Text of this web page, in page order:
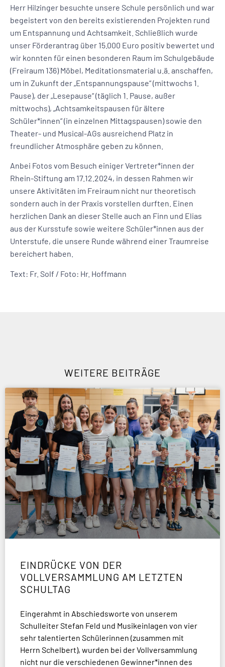
Herr Hilzinger besuchte unsere Schule persönlich und war
begeistert von den bereits existierenden Projekten rund
um Entspannung und Achtsamkeit. Schließlich wurde
unser Förderantrag über 15.000 Euro positiv bewertet und
wir konnten für einen besonderen Raum im Schulgebäude
(Freiraum 136) Möbel, Meditationsmaterial u.ä. anschaffen,
um in Zukunft der „Entspannungspause“ (mittwochs 1.
Pause), der „Lesepause“ (täglich 1. Pause, außer
mittwochs), „Achtsamkeitspausen für ältere
Schüler*innen“ (in einzelnen Mittagspausen) sowie den
Theater- und Musical-AGs ausreichend Platz in
freundlicher Atmosphäre geben zu können.
Anbei Fotos vom Besuch einiger Vertreter*innen der
Rhein-Stiftung am 17.12.2024, in dessen Rahmen wir
unsere Aktivitäten im Freiraum nicht nur theoretisch
sondern auch in der Praxis vorstellen durften. Einen
herzlichen Dank an dieser Stelle auch an Finn und Elias
aus der Kursstufe sowie weitere Schüler*innen aus der
Unterstufe, die unsere Runde während einer Traumreise
bereichert haben.
Text: Fr. Solf / Foto: Hr. Hoffmann
WEITERE BEITRÄGE
EINDRÜCKE VON DER
VOLLVERSAMMLUNG AM LETZTEN
SCHULTAG
Eingerahmt in Abschiedsworte von unserem
Schulleiter Stefan Feld und Musikeinlagen von vier
sehr talentierten Schülerinnen (zusammen mit
Herrn Schelbert), wurden bei der Vollversammlung
nicht nur die verschiedenen Gewinner*innen des